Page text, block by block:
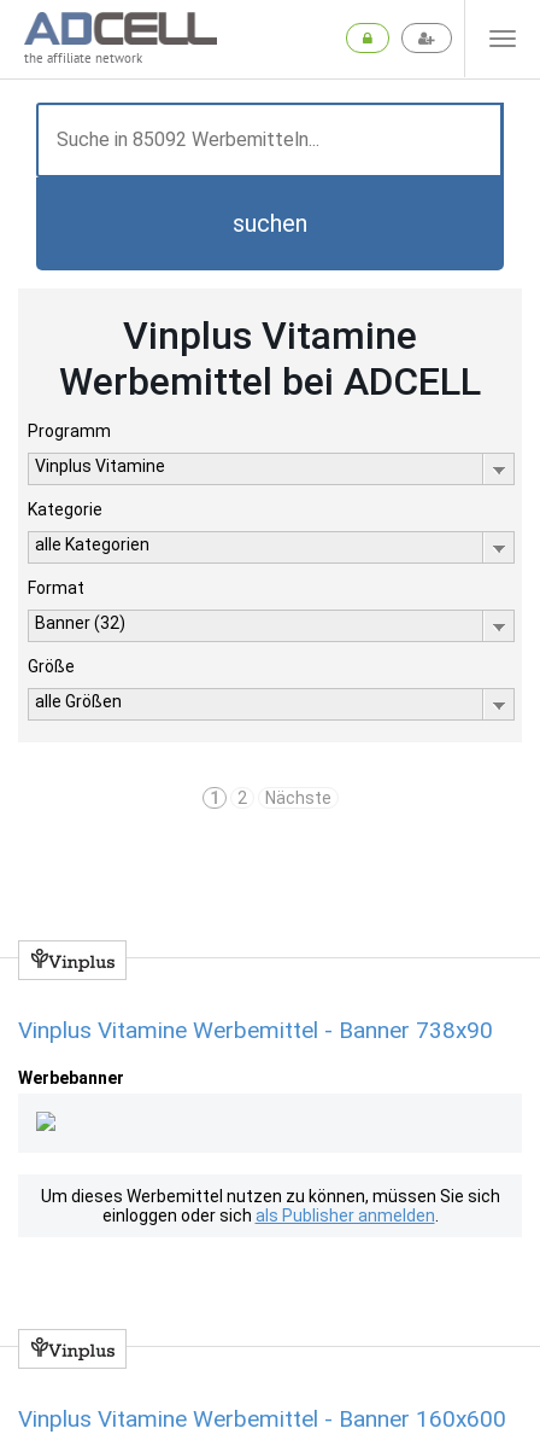
the affiliate network
suchen
Vinplus Vitamine
Werbemittel bei ADCELL
Programm
Vinplus Vitamine
Kategorie
alle Kategorien
Format
Banner (32)
Größe
alle Größen
1 2 Nächste
Vinplus Vitamine Werbemittel - Banner 738x90
Werbebanner
Um dieses Werbemittel nutzen zu können, müssen Sie sich
einloggen oder sich als Publisher anmelden
Vinplus Vitamine Werbemittel - Banner 160x600